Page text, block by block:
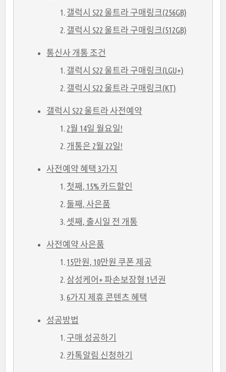
갤럭시 S22 울트라 구매링크(256GB)
갤럭시 S22 울트라 구매링크(512GB)
통신사 개통 조건
갤럭시 S22 울트라 구매링크(LGU+)
갤럭시 S22 울트라 구매링크(KT)
갤럭시 S22 울트라 사전예약
2월 14일 월요일!
개통은 2월 22일!
사전예약 혜택 3가지
첫째, 15% 카드할인
둘째, 사은품
셋째, 출시일 전 개통
사전예약 사은품
15만원, 10만원 쿠폰 제공
삼성케어+ 파손보장형 1년권
6가지 제휴 콘텐츠 혜택
성공방법
구매 성공하기
카톡알림 신청하기